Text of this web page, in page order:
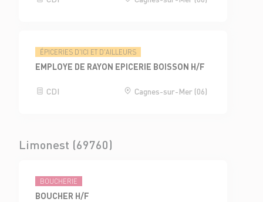
ÉPICERIES D'ICI ET D'AILLEURS
EMPLOYE DE RAYON EPICERIE BOISSON H/F
CDI Cagnes-sur-Mer (06)
Limonest (69760)
BOUCHERIE
BOUCHER H/F